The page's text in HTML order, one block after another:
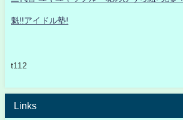
魁!!アイドル塾!
t112
Links